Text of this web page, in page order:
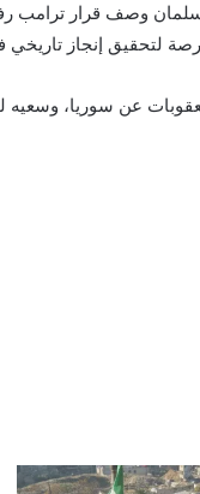
وصف قرار ترامب
لتحقيق إنجاز تاريخي
عن سوريا، وسعيه